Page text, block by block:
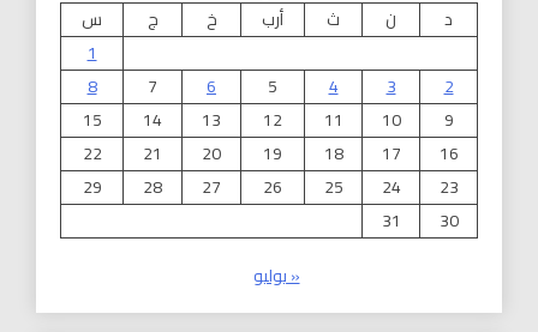
د
ن ث أرب خ ج
س
1
2
3
4
5
6
7
8
9
10
11
12
13
14
15
16
17
18
19
20
21
22
23
24
25
26
27
28
29
30
31
« يوليو